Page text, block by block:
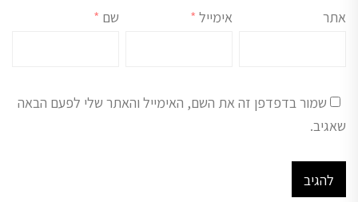
שם * אימייל * אתר
שמור בדפדפן זה את השם, האימייל והאתר שלי לפעם הבאה
שאגיב.